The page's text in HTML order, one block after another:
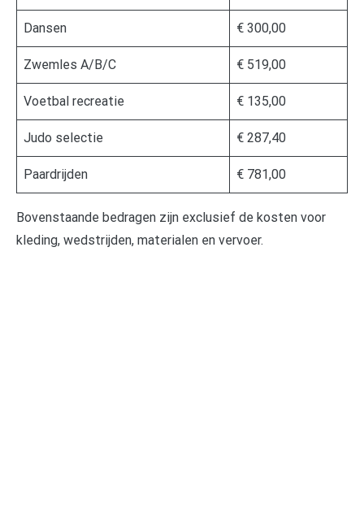
Dansen € 300,00
Zwemles A/B/C € 519,00
Voetbal recreatie € 135,00
Judo selectie € 287,40
Paardrijden € 781,00
Bovenstaande bedragen zijn exclusief de kosten voor
kleding, wedstrijden, materialen en vervoer.